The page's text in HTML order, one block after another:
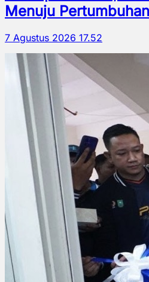
Menuju
7 Agustus 2026 17.52